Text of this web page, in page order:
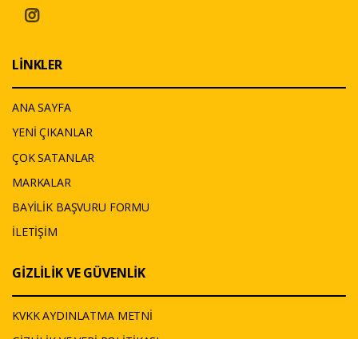
LİNKLER
ANA SAYFA
YENİ ÇIKANLAR
ÇOK SATANLAR
MARKALAR
BAYİLİK BAŞVURU FORMU
İLETİŞİM
GİZLİLİK VE GÜVENLİK
KVKK AYDINLATMA METNİ